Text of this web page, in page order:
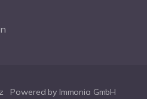
Powered by Immonia GmbH